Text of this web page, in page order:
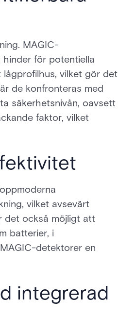
MAGIC-
för potentiella
vilket gör det
de konfronteras med
säkerhetsnivån, oavsett
faktor, vilket
vilket avsevärt
det också möjligt att
batterier, i
detektorer en
integrerad